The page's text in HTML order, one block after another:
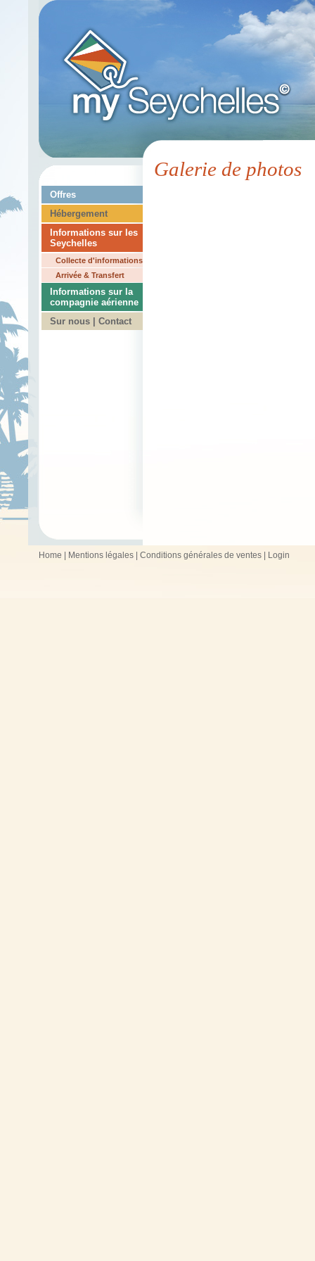
Offres
Hébergement
Informations sur les
Seychelles
Collecte d'informations
Arrivée & Transfert
Informations sur la
compagnie aérienne
Sur nous | Contact
Galerie de photos
Home Mentions légales Conditions générales de ventes Login